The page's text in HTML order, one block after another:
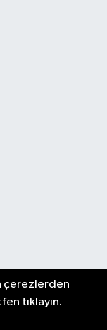
çerezlerden
tıklayın.